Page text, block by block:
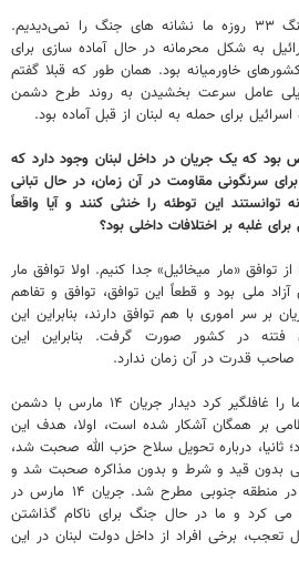
وفیق صفا: خیر در خصوص جنگ ۳۳ روزه ما نشانه های جنگ را نمی‌دیدیم.
به شکل محرمانه در حال آماده سازی برای
خاورمیانه بود. همان طور که قبلا گفتم
عامل سرعت بخشیدن به روند طرح دشمن
برای حمله به لبنان از قبل آماده بود.
بود که یک جریان در داخل لبنان وجود دارد که
سرنگونی مقاومت در آن زمان، در حال تبانی
این توطئه را خنثی کنند و آیا واقعاً
غلبه بر اختلافات داخلی بود؟
صفا: ما باید جنگ ۲۰۰۶ را از توافق «مار میخائیل» جدا کنیم. اولا توافق مار
ملی بود و قطعاً این توافق، توافق و تفاهم
بر سر اموری با هم توافق دارند، بنابراین این
فتنه در کشور صورت گرفت. بنابراین این
صاحب قدرت در آن زمان ندارد.
در زمینه سیاسی موضوعی که ما را غافلگیر کرد دیدار جریان ۱۴ مارس با دشمن
بر همگان آشکار شده است، اولا، هدف این
ثانیا، درباره تحویل سلاح حزب الله صحبت شد،
بدون قید و شرط و بدون مذاکره صحبت شد و
در نهایت عدم حضور حزب الله در منطقه جنوبی مطرح شد. جریان ۱۴ مارس در
کرد و ما در حال جنگ برای ناکام گذاشتن
تعجب، برخی افراد از داخل دولت لبنان در این